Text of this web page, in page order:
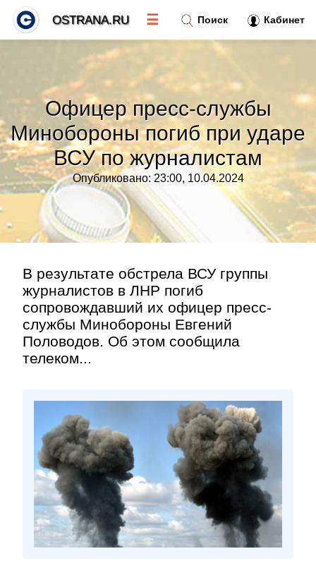
Офицер пресс-службы
Минобороны погиб при ударе
ВСУ по журналистам
Опубликовано: 23:00, 10.04.2024
В результате обстрела ВСУ группы
журналистов в ЛНР погиб
сопровождавший их офицер пресс-
службы Минобороны Евгений
Половодов. Об этом сообщила
телеком...
Поиск Кабинет
OSTRANA.RU ☰
Тренды новостей »
Рубрики»
Правила
Контакт»